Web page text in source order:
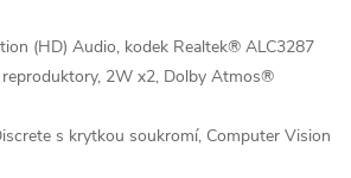
(HD) Audio, kodek Realtek® ALC3287
2W x2, Dolby Atmos®
s krytkou soukromí, Computer Vision